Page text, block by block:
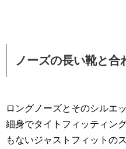
ノーズの長い靴と
ロングノーズとそのシルエ
細身でタイトフィッティン
もないジャストフィットの